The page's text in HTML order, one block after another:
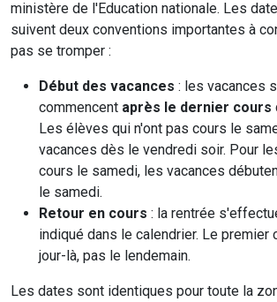
ministère de l'Education nationale. Les
suivent deux conventions importantes à
pas se tromper :
Début des vacances : les vacances
commencent après le dernier cours
Les élèves qui n'ont pas cours le
vacances dès le vendredi soir. Pour
cours le samedi, les vacances
le samedi.
Retour en cours : la rentrée
indiqué dans le calendrier. Le premier
jour-là, pas le lendemain.
Les dates sont identiques pour toute la